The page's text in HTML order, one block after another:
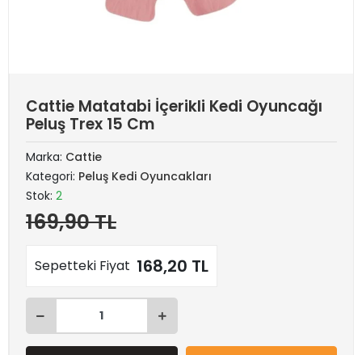
Cattie Matatabi İçerikli Kedi Oyuncağı
Peluş Trex 15 Cm
Marka: Cattie
Kategori: Peluş Kedi Oyuncakları
Stok: 2
169,90 TL
Sepetteki Fiyat 168,20 TL